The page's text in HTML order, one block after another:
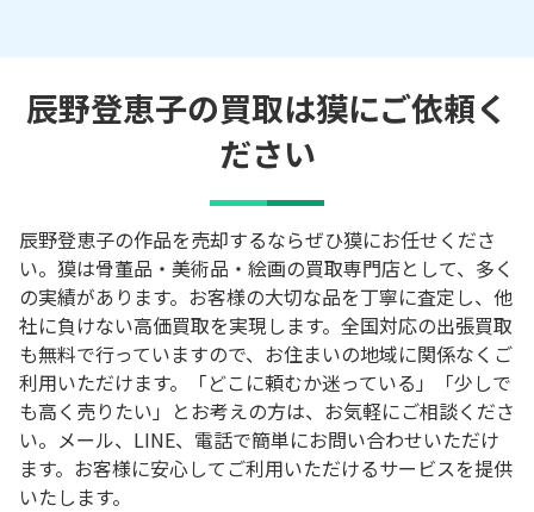
辰野登恵子の買取は獏にご依頼く
ださい
辰野登恵子の作品を売却するならぜひ獏にお任せくださ
い。獏は骨董品・美術品・絵画の買取専門店として、多く
の実績があります。お客様の大切な品を丁寧に査定し、他
社に負けない高価買取を実現します。全国対応の出張買取
も無料で行っていますので、お住まいの地域に関係なくご
利用いただけます。「どこに頼むか迷っている」「少しで
も高く売りたい」とお考えの方は、お気軽にご相談くださ
い。メール、LINE、電話で簡単にお問い合わせいただけ
ます。お客様に安心してご利用いただけるサービスを提供
いたします。